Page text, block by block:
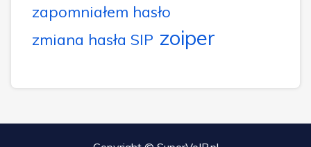
zapomniałem hasło
zmiana hasła SIP zoiper